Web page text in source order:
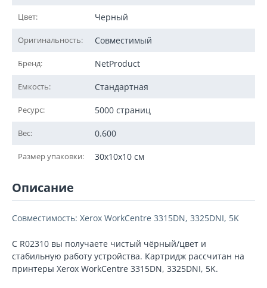
Цвет: Черный
Оригинальность: Совместимый
Бренд: NetProduct
Емкость: Стандартная
Ресурс: 5000 страниц
Вес: 0.600
Размер упаковки: 30x10x10 см
Описание
Совместимость: Xerox WorkCentre 3315DN, 3325DNI, 5K
С R02310 вы получаете чистый чёрный/цвет и
стабильную работу устройства. Картридж рассчитан на
принтеры Xerox WorkCentre 3315DN, 3325DNI, 5K.